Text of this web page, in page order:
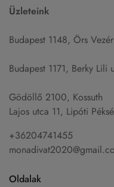
Üzleteink
Budapest 1148, Örs
Budapest 1171, Berky
Gödöllő 2100, Kossuth
Lajos utca 11, Lipóti
+36204741455
Oldalak